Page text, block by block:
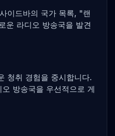
이드바의 국가 목록, "랜
운 라디오 방송국을 발견
청취 경험을 중시합니다.
방송국을 우선적으로 게